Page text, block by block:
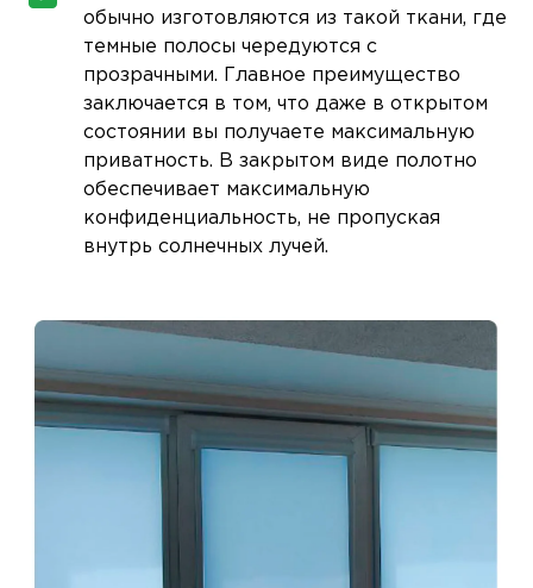
обычно изготовляются из такой ткани, где
темные полосы чередуются с
прозрачными. Главное преимущество
заключается в том, что даже в открытом
состоянии вы получаете максимальную
приватность. В закрытом виде полотно
обеспечивает максимальную
конфиденциальность, не пропуская
внутрь солнечных лучей.